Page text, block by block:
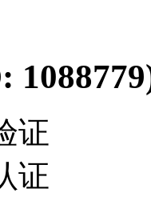
证
证